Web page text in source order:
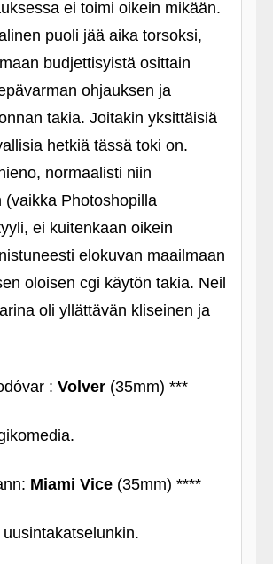
ei toimi oikein mikään.
puoli jää aika torsoksi,
budjettisyistä osittain
ohjauksen ja
takia. Joitakin yksittäisiä
hetkiä tässä toki on.
normaalisti niin
(vaikka Photoshopilla
ei kuitenkaan oikein
elokuvan maailmaan
oloisen cgi käytön takia. Neil
oli yllättävän kliseinen ja
: Volver(35mm) ***
Miami Vice(35mm) ****